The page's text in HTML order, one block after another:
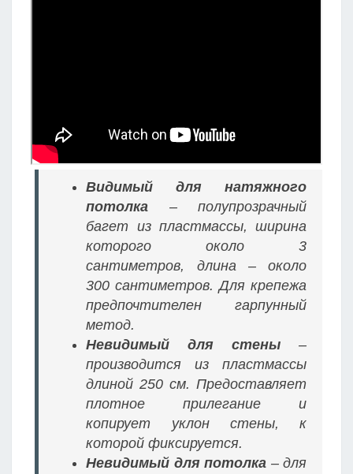
Видимый для натяжного
потолка – полупрозрачный
багет из пластмассы, ширина
которого около 3
сантиметров, длина – около
300 сантиметров. Для крепежа
предпочтителен гарпунный
метод.
Невидимый для стены –
производится из пластмассы
длиной 250 см. Предоставляет
плотное прилегание и
копирует уклон стены, к
которой фиксируется.
Невидимый для потолка – для